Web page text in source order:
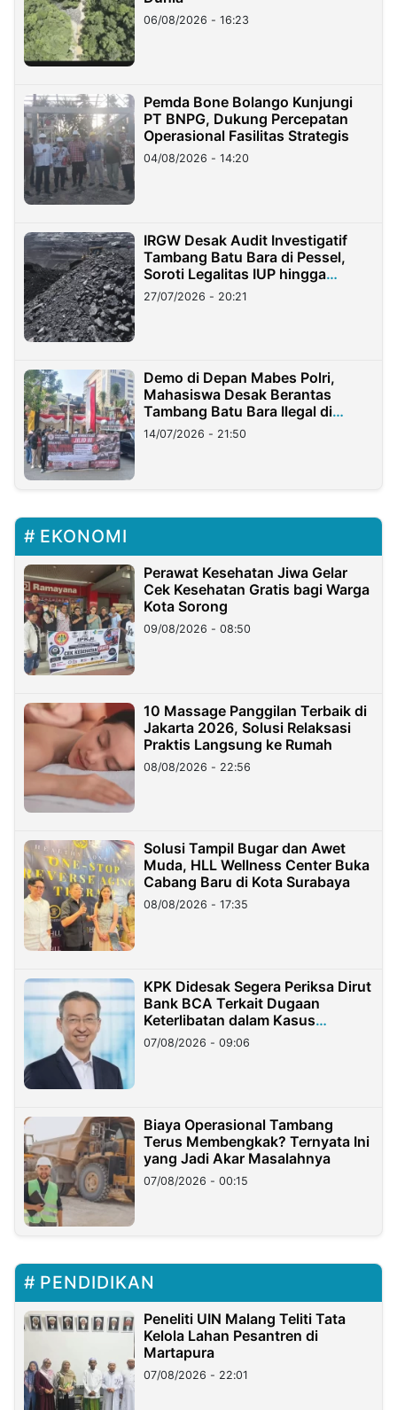
06/08/2026 - 16:23
Pemda Bone Bolango Kunjungi
PT BNPG, Dukung Percepatan
Operasional Fasilitas Strategis
04/08/2026 - 14:20
IRGW Desak Audit Investigatif
Tambang Batu Bara di Pessel,
Soroti Legalitas IUP hingga
Stockpile
27/07/2026 - 20:21
Demo di Depan Mabes Polri,
Mahasiswa Desak Berantas
Tambang Batu Bara Ilegal di
Lampung
14/07/2026 - 21:50
EKONOMI
Perawat Kesehatan Jiwa Gelar
Cek Kesehatan Gratis bagi Warga
Kota Sorong
09/08/2026 - 08:50
10 Massage Panggilan Terbaik di
Jakarta 2026, Solusi Relaksasi
Praktis Langsung ke Rumah
08/08/2026 - 22:56
Solusi Tampil Bugar dan Awet
Muda, HLL Wellness Center Buka
Cabang Baru di Kota Surabaya
08/08/2026 - 17:35
KPK Didesak Segera Periksa Dirut
Bank BCA Terkait Dugaan
Keterlibatan dalam Kasus
Hilangnya Dana Nasabah Rp2,58
Miliar
07/08/2026 - 09:06
Biaya Operasional Tambang
Terus Membengkak? Ternyata Ini
yang Jadi Akar Masalahnya
07/08/2026 - 00:15
PENDIDIKAN
Peneliti UIN Malang Teliti Tata
Kelola Lahan Pesantren di
Martapura
07/08/2026 - 22:01